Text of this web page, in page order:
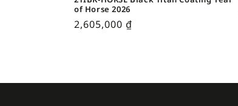
of Horse 2026
2,605,000 ₫